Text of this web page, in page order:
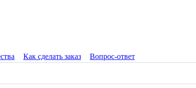
Как сделать заказ Вопрос-ответ